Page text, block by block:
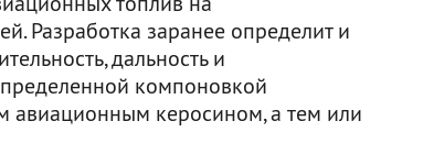
Разработка заранее определит и
дальность и
компоновкой
авиационным керосином, а тем или